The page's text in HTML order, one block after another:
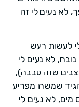
לא נעים לי זה
לעשות רעש
לא נעים לי
שזה סבבה),
שמשהו מפריע
מים, לא נעים לי